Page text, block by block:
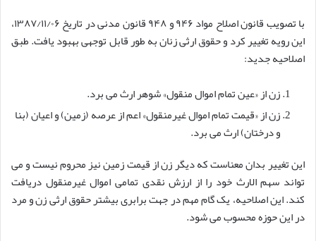
با تصویب قانون اصلاح مواد ۹۴۶ و ۹۴۸ قانون مدنی در تاریخ ۱۳۸۷/۱۱/۰۶،
این رویه تغییر کرد و حقوق ارثی زنان به طور قابل توجهی بهبود یافت. طبق
اصلاحیه جدید:
زن از «عین تمام اموال منقول» شوهر ارث می برد.
زن از «قیمت تمام اموال غیرمنقول» اعم از عرصه (زمین) و اعیان (بنا
و درختان) ارث می برد.
این تغییر بدان معناست که دیگر زن از قیمت زمین نیز محروم نیست و می
تواند سهم الارث خود را از ارزش نقدی تمامی اموال غیرمنقول دریافت
کند. این اصلاحیه، یک گام مهم در جهت برابری بیشتر حقوق ارثی زن و مرد
در این حوزه محسوب می شود.